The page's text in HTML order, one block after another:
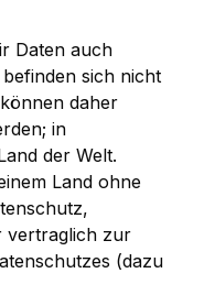
Daten auch
sich nicht
daher
in
der Welt.
Land ohne
vertraglich zur
(dazu